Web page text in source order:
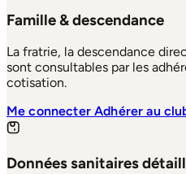
Famille & descendance
La fratrie, la descendance
sont consultables par les
cotisation.
Me connecterAdhérer au
Données sanitaires